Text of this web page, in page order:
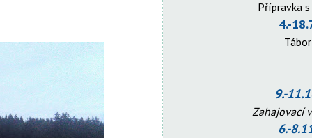
Přípravka
4.-
9.-
Zahajovací
6.-